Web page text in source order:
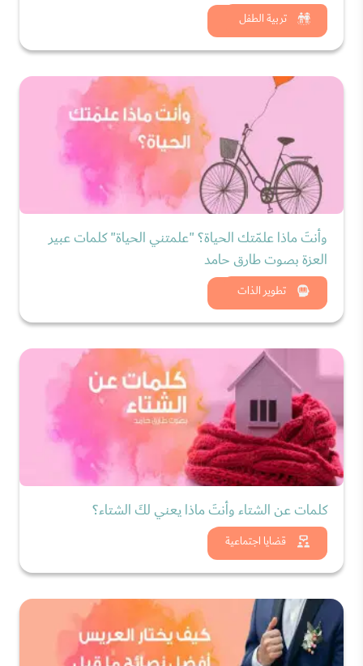
تربية الطفل
شاهد الان
تطوير الذات
وأنتَ ماذا علمّتك الحياة؟ "علمتني الحياة" كلمات عبير
العزة بصوت طارق حامد
شاهد الان
قضايا اجتماعية
كلمات عن الشتاء وأنتَ ماذا يعني لكَ الشتاء؟
شاهد الان